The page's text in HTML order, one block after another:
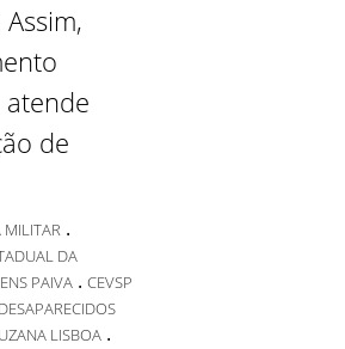
atende
de
MILITAR .
DA
PAIVA . CEVSP
LISBOA .